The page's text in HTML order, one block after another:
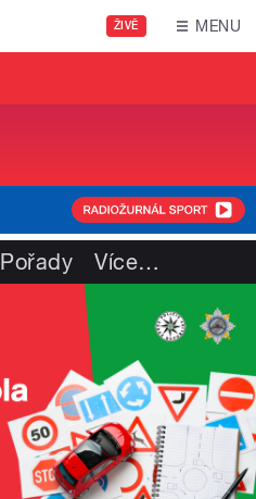
ŽIVĚ MENU
Pořady Více…